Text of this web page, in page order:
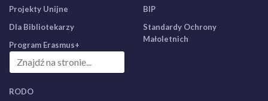
Projekty Unijne
Dla Bibliotekarzy
Program Erasmus+
BIP
Standardy Ochrony
Małoletnich
RODO